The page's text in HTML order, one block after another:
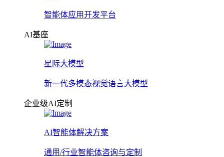
智能体应用开发平台
AI基座
星际大模型
新一代多模态视觉语言大模型
企业级AI定制
AI智能体解决方案
通用/行业智能体咨询与定制